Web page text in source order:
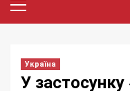
меню
Україна
У застосунку